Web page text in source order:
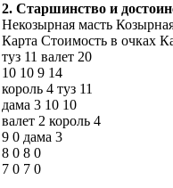
2. Старшинство и
Некозырная масть
Карта Стоимость в очках
туз 11 валет 20
10 10 9 14
король 4 туз 11
дама 3 10 10
валет 2 король 4
9 0 дама 3
8 0 8 0
7 0 7 0